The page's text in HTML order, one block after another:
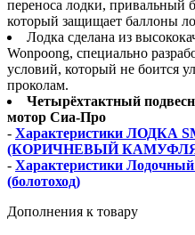
переноса лодки, привальный
который защищает баллоны
Лодка сделана из
Wonpoong, специально
условий, который не боится
проколам.
Четырёхтактный
мотор Сиа-Про
- Характеристики ЛОДКА
(КОРИЧНЕВЫЙ
- Характеристики
(болотоход)
Дополнения к товару